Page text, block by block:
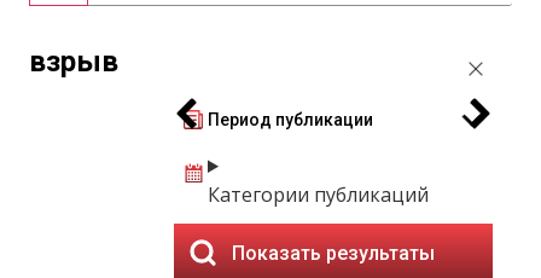
взрыв
Период публикации
Категории публикаций
Показать результаты